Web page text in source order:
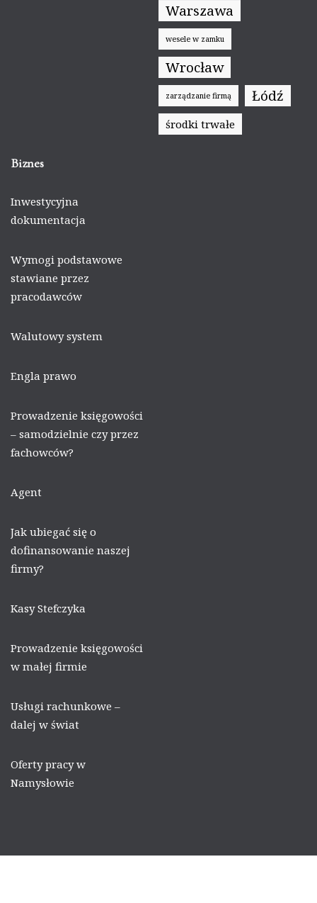
Warszawa
wesele w zamku
Wrocław
zarządzanie firmą Łódź
środki trwałe
Biznes
Inwestycyjna
dokumentacja
Wymogi podstawowe
stawiane przez
pracodawców
Walutowy system
Engla prawo
Prowadzenie księgowości
– samodzielnie czy przez
fachowców?
Agent
Jak ubiegać się o
dofinansowanie naszej
firmy?
Kasy Stefczyka
Prowadzenie księgowości
w małej firmie
Usługi rachunkowe –
dalej w świat
Oferty pracy w
Namysłowie